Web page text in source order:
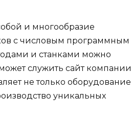
и многообразие
с числовым программным
и станками можно
служить сайт компании
не только оборудование
уникальных